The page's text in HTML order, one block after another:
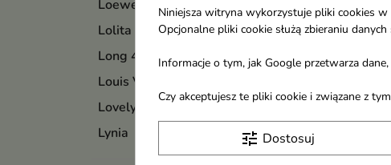
Loewe
Lolita Lempicka
Long 4 Lashes
Louis Vuitton
Lovely
Lynia
Lovely
Niniejsza witryna wykorzystuje pliki cookies
Opcjonalne pliki cookie służą zbieraniu
Informacje o tym, jak Google przetwarza
Czy akceptujesz te pliki cookie i związane z
tune Dostosuj